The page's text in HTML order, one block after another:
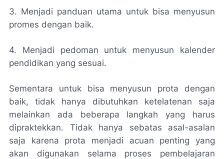
3. Menjadi panduan utama untuk bisa menyusun
promes dengan baik.
4. Menjadi pedoman untuk menyusun kalender
pendidikan yang sesuai.
Sementara untuk bisa menyusun prota dengan
baik, tidak hanya dibutuhkan ketelatenan saja
melainkan ada beberapa langkah yang harus
dipraktekkan. Tidak hanya sebatas asal-asalan
saja karena prota menjadi acuan penting yang
akan digunakan selama proses pembelajaran